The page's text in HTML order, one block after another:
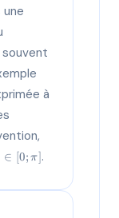
une
\frac{\pi}
{3}, 0,
\frac{\pi}
à
\frac{\pi}
\frac{\pi}
∈ [0; π].